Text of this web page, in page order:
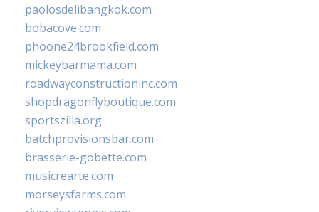
paolosdelibangkok.com
bobacove.com
phoone24brookfield.com
mickeybarmama.com
roadwayconstructioninc.com
shopdragonflyboutique.com
sportszilla.org
batchprovisionsbar.com
brasserie-gobette.com
musicrearte.com
morseysfarms.com